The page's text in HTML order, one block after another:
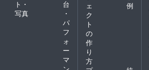
ト・
写真
台
・
パ
フ
ォ
ー
マ
ェ
ク
ト
の
作
り
方
例